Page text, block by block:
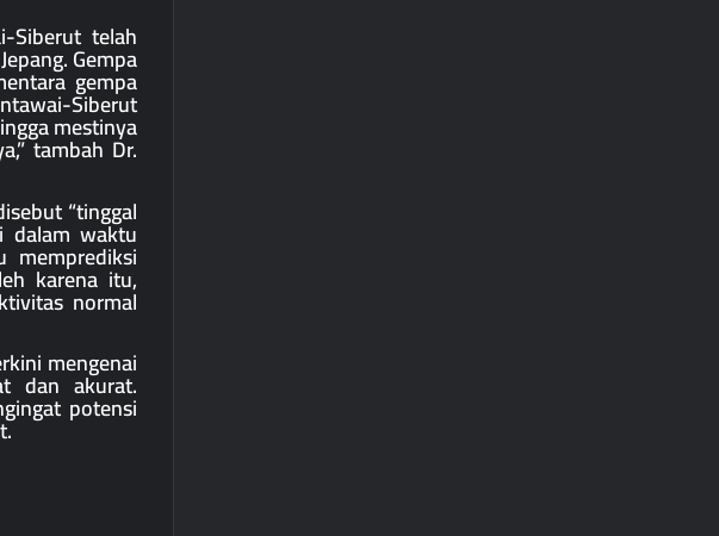
Siberut telah
Gempa
gempa
Siberut
mestinya
tambah Dr.
“tinggal
dalam waktu
karena itu,
normal
mengenai
dan akurat.
potensi